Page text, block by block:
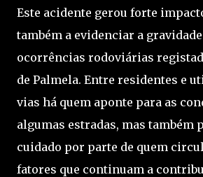
Este acidente gerou forte
também a evidenciar a
ocorrências rodoviárias
de Palmela. Entre residentes e
vias há quem aponte para as
algumas estradas, mas também
cuidado por parte de quem
fatores que continuam a